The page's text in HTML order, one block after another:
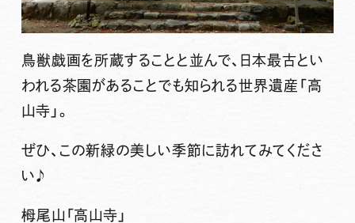
鳥獣戯画を所蔵することと並んで、日本最古とい
われる茶園があることでも知られる世界遺産「高
山寺」。
ぜひ、この新緑の美しい季節に訪れてみてくださ
い♪
栂尾山「高山寺」